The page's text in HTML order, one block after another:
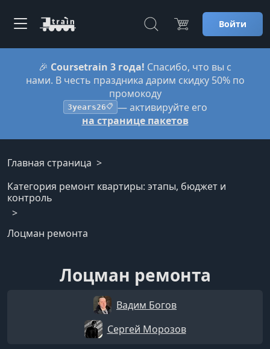
Войти
🎉 Coursetrain 3 года! Спасибо, что вы с
нами. В честь праздника дарим скидку 50% по
промокоду
3years26📋 — активируйте его
на странице пакетов
Главная страница
Категория ремонт квартиры: этапы, бюджет и
контроль
Лоцман ремонта
Лоцман ремонта
Вадим Богов
Сергей Морозов